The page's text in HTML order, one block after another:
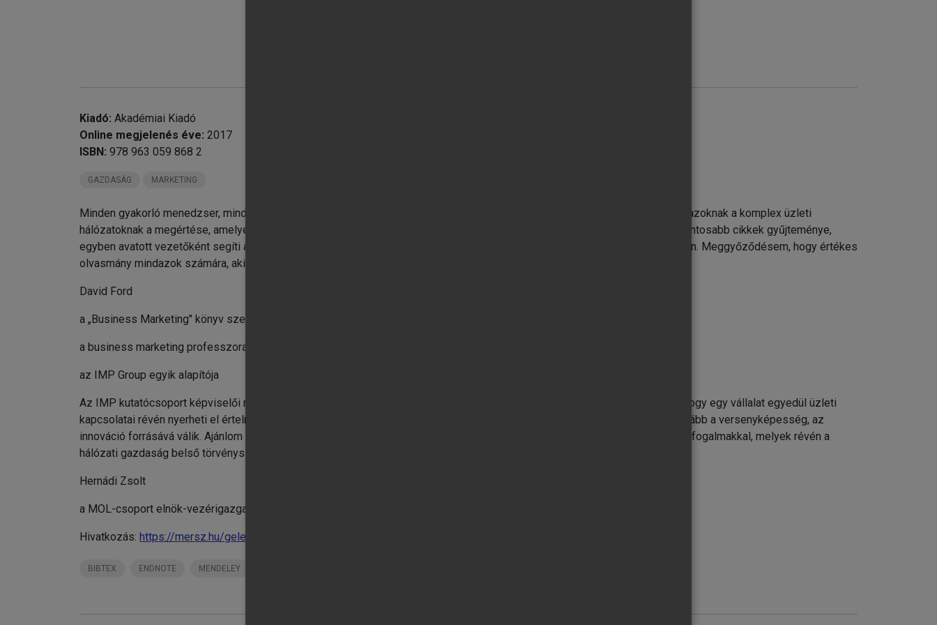
Kiadó: Akadémiai Kiadó
Online megjelenés éve: 2017
ISBN: 978 963 059 868 2
GAZDASÁG MARKETING
Minden gyakorló menedzser, minden az üzleti tudományokat különböző szinten tanuló hallgató részére életbevágóan fontos azoknak a komplex üzleti
hálózatoknak a megértése, amelyekben a vállalatoknak tevékenykednie kell. Ez a könyv az üzleti hálózatokra vonatkozó legfontosabb cikkek gyűjteménye,
egyben avatott vezetőként segíti az olvasót az üzleti hálózatok megértésében és az azokban való eredményes cselekvésben. Meggyőződésem, hogy értékes
olvasmány mindazok számára, akik érdeklődnek a modern üzleti élet valósága iránt.
David Ford
a „Business Marketing" könyv szerkesztője és társszerzője
a business marketing professzora
az IMP Group egyik alapítója
Az IMP kutatócsoport képviselői nem a vállalatot, hanem az üzleti kapcsolatot tekintik a gazdaság alapegységének. Vallják, hogy egy vállalat egyedül üzleti
kapcsolatai révén nyerheti el értelmét. E kapcsolatok szövete maga az üzleti hálózat, mely globalizálódó világunkban mindinkább a versenyképesség, az
innováció forrásává válik. Ajánlom e könyvet mindazoknak, akik szívesen bővítik ismereteiket e megközelítéssel, illetve azon fogalmakkal, melyek révén a
hálózati gazdaság belső törvényszerűségei még inkább megragadhatóvá, elemezhetővé válnak.
Hernádi Zsolt
a MOL-csoport elnök-vezérigazgatója
Hivatkozás: https://mersz.hu/gelei-mandjak-dzsungel-vagy-esoerdo//
BIBTEX ENDNOTE MENDELEY